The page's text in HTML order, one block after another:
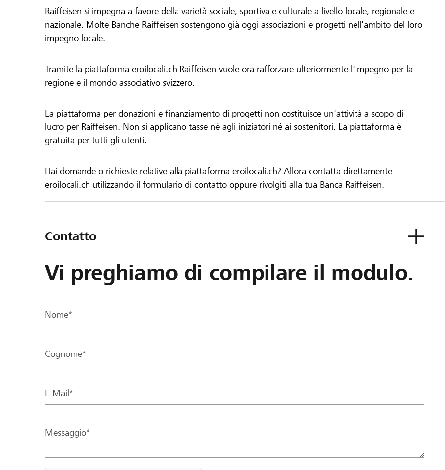
Raiffeisen si impegna a favore della varietà sociale, sportiva e culturale a livello locale, regionale e
nazionale. Molte Banche Raiffeisen sostengono già oggi associazioni e progetti nell'ambito del loro
impegno locale.
Tramite la piattaforma eroilocali.ch Raiffeisen vuole ora rafforzare ulteriormente l'impegno per la
regione e il mondo associativo svizzero.
La piattaforma per donazioni e finanziamento di progetti non costituisce un'attività a scopo di
lucro per Raiffeisen. Non si applicano tasse né agli iniziatori né ai sostenitori. La piattaforma è
gratuita per tutti gli utenti.
Hai domande o richieste relative alla piattaforma eroilocali.ch? Allora contatta direttamente
eroilocali.ch utilizzando il formulario di contatto oppure rivolgiti alla tua Banca Raiffeisen.
Contatto
Vi preghiamo di compilare il modulo.
Nome*
Cognome*
E-Mail*
Messaggio*